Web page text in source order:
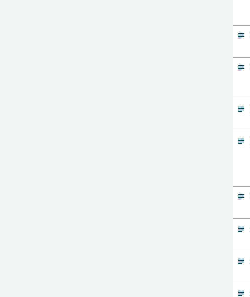
subject
subject
subject
subject
subject
subject
subject
subject